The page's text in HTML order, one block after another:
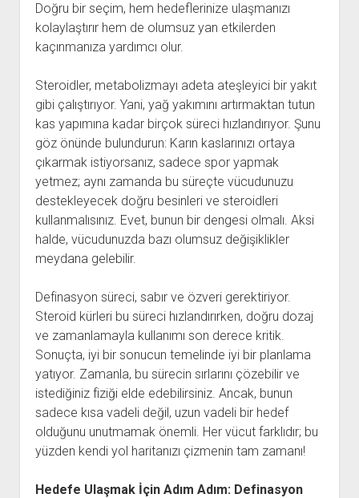
Doğru bir seçim, hem hedeflerinize ulaşmanızı
kolaylaştırır hem de olumsuz yan etkilerden
kaçınmanıza yardımcı olur.
Steroidler, metabolizmayı adeta ateşleyici bir yakıt
gibi çalıştırıyor. Yani, yağ yakımını artırmaktan tutun
kas yapımına kadar birçok süreci hızlandırıyor. Şunu
göz önünde bulundurun: Karın kaslarınızı ortaya
çıkarmak istiyorsanız, sadece spor yapmak
yetmez; aynı zamanda bu süreçte vücudunuzu
destekleyecek doğru besinleri ve steroidleri
kullanmalısınız. Evet, bunun bir dengesi olmalı. Aksi
halde, vücudunuzda bazı olumsuz değişiklikler
meydana gelebilir.
Definasyon süreci, sabır ve özveri gerektiriyor.
Steroid kürleri bu süreci hızlandırırken, doğru dozaj
ve zamanlamayla kullanımı son derece kritik.
Sonuçta, iyi bir sonucun temelinde iyi bir planlama
yatıyor. Zamanla, bu sürecin sırlarını çözebilir ve
istediğiniz fiziği elde edebilirsiniz. Ancak, bunun
sadece kısa vadeli değil, uzun vadeli bir hedef
olduğunu unutmamak önemli. Her vücut farklıdır; bu
yüzden kendi yol haritanızı çizmenin tam zamanı!
Hedefe Ulaşmak İçin Adım Adım: Definasyon